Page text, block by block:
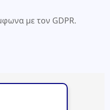
με τον GDPR.